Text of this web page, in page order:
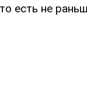
есть не